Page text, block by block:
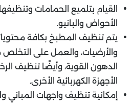
القيام بتلميع الحمامات
الأحواض والبانيو.
يتم تنظيف المطبخ بكافة
والأرضيات، والعمل على
الدهون القوية، وأيضًا تنظيف
الأجهزة الكهربائية الأخرى.
إمكانية تنظيف واجهات